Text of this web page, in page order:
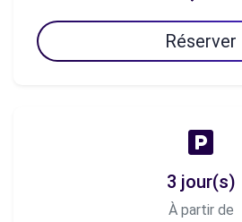
Réserver
3 jour(s)
À partir de